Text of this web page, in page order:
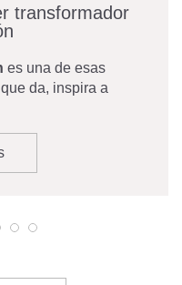
transformador
es una de esas
da, inspira a